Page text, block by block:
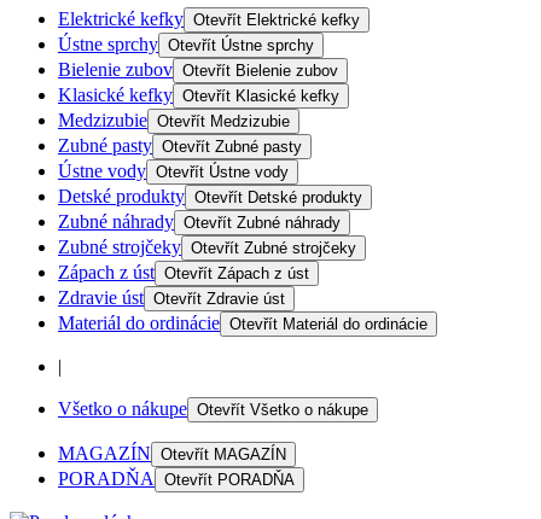
Elektrické kefky Otevřít Elektrické kefky
Ústne sprchy Otevřít Ústne sprchy
Bielenie zubov Otevřít Bielenie zubov
Klasické kefky Otevřít Klasické kefky
Medzizubie Otevřít Medzizubie
Zubné pasty Otevřít Zubné pasty
Ústne vody Otevřít Ústne vody
Detské produkty Otevřít Detské produkty
Zubné náhrady Otevřít Zubné náhrady
Zubné strojčeky Otevřít Zubné strojčeky
Zápach z úst Otevřít Zápach z úst
Zdravie úst Otevřít Zdravie úst
Materiál do ordinácie Otevřít Materiál do ordinácie
|
Všetko o nákupe Otevřít Všetko o nákupe
MAGAZÍN Otevřít MAGAZÍN
PORADŇA Otevřít PORADŇA